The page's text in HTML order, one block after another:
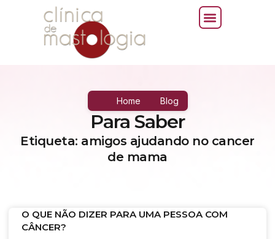
Home Blog
Para Saber
Etiqueta: amigos ajudando no cancer
de mama
O QUE NÃO DIZER PARA UMA PESSOA COM
CÂNCER?